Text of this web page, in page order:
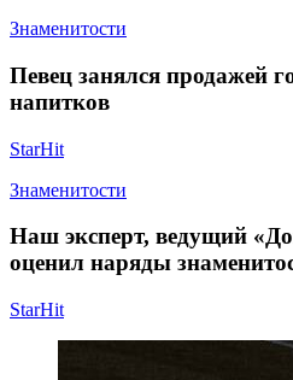
Знаменитости
Певец занялся продажей
напитков
StarHit
Знаменитости
Наш эксперт, ведущий
оценил наряды
StarHit